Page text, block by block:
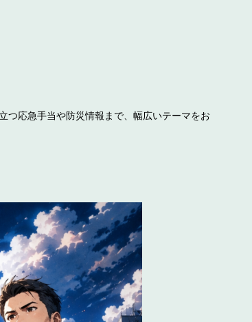
つ応急手当や防災情報まで、幅広いテーマをお